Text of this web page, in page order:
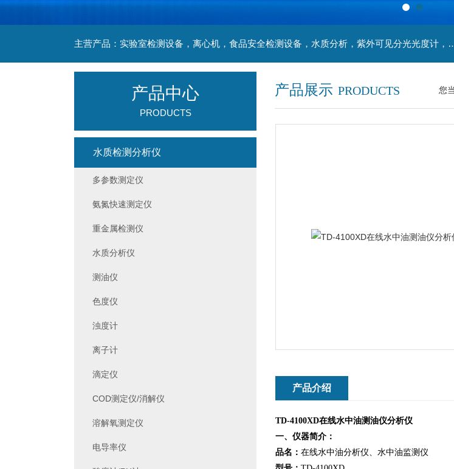
主营产品：实验室检测设备，离心机，食品安全检测设备，水质分析，紫
产品展示 PRODUCTS 您
产品介绍
TD-4100XD在线水中油测油仪分析仪
一、仪器简介 ：
品名： 在线水中油分析仪、水中油监测仪
产品中心
PRODUCTS
水质检测分析仪
多参数测定仪
氨氮快速测定仪
重金属检测仪
水质分析仪
测油仪
色度仪
浊度计
离子计
滴定仪
COD测定仪/消解仪
溶解氧测定仪
电导率仪